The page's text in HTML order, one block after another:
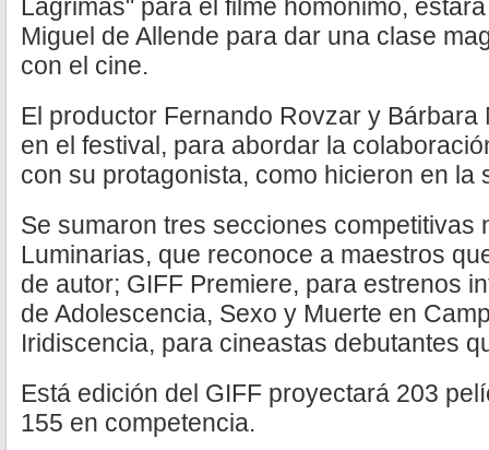
Lágrimas" para el filme homónimo,
Miguel de Allende para dar una clase
con el cine.
El productor Fernando Rovzar y
en el festival, para abordar la
con su protagonista, como hicieron en la
Se sumaron tres secciones competitivas
Luminarias, que reconoce a maestros
de autor; GIFF Premiere, para estrenos
de Adolescencia, Sexo y Muerte en
Iridiscencia, para cineastas debutantes
Está edición del GIFF proyectará 203
155 en competencia.